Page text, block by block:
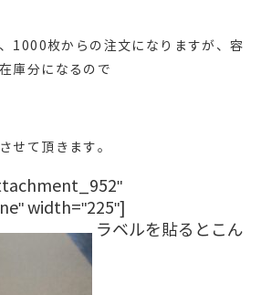
1000枚からの注文になりますが、容
庫分になるので
せて頂きます。
width="225"]
ラベルを貼るとこん